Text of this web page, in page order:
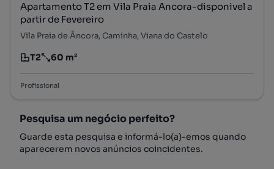
Apartamento T2 em Vila Praia Ancora-disponivel a
partir de Fevereiro
Vila Praia de Âncora, Caminha, Viana do Castelo
Tipologia
T2
Preço por metro quadrado
60 m²
Profissional
Pesquisa um negócio perfeito?
Guarde esta pesquisa e informá-lo(a)-emos quando
aparecerem novos anúncios coincidentes.